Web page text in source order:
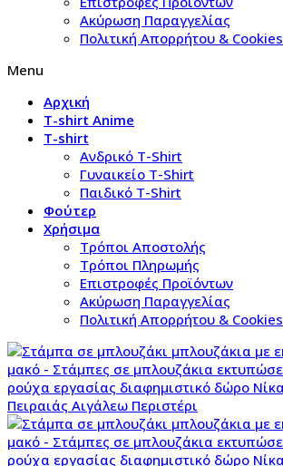
Ακύρωση Παραγγελίας
Πολιτική Απορρήτου & Cookies
Menu
Αρχική
T-shirt Anime
T-shirt
Aνδρικό Τ-Shirt
Γυναικείο T-Shirt
Παιδικό T-Shirt
Φούτερ
Χρήσιμα
Τρόποι Αποστολής
Τρόποι Πληρωμής
Επιστροφές Προϊόντων
Ακύρωση Παραγγελίας
Πολιτική Απορρήτου & Cookies